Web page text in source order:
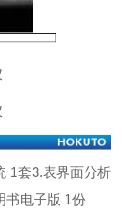
1套3.表界面分析
书电子版 1份